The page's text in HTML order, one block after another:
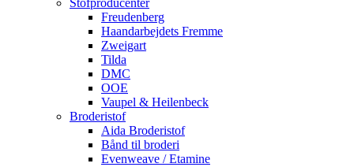
Freudenberg
Haandarbejdets Fremme
Zweigart
Tilda
DMC
OOE
Vaupel & Heilenbeck
Broderistof
Aida Broderistof
Bånd til broderi
Evenweave / Etamine